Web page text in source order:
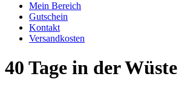
Mein Bereich
Gutschein
Kontakt
Versandkosten
40 Tage in der Wüste